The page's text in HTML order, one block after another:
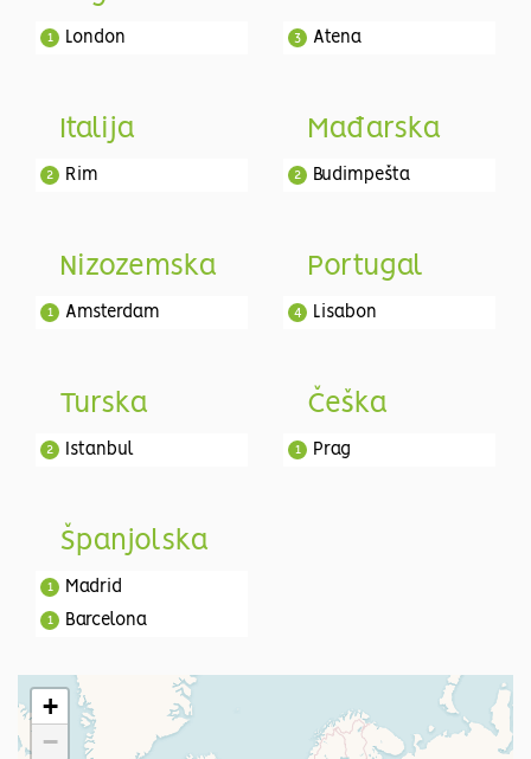
London
1 Atena
3
Italija
Rim
2
Mađarska
Budimpešta
2
Nizozemska
Amsterdam
1
Portugal
Lisabon
4
Turska
Istanbul
2
Češka
Prag
1
Španjolska
Madrid
1
Barcelona
1
+
−